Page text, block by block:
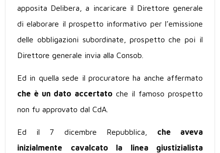
apposita Delibera, a incaricare il Direttore generale
di elaborare il prospetto informativo per l’emissione
delle obbligazioni subordinate, prospetto che poi il
Direttore generale invia alla Consob.
Ed in quella sede il procuratore ha anche affermato
che è un dato accertatoche il famoso prospetto
non fu approvato dal CdA.
Ed il 7 dicembre Repubblica, che aveva
inizialmente cavalcato la linea giustizialista